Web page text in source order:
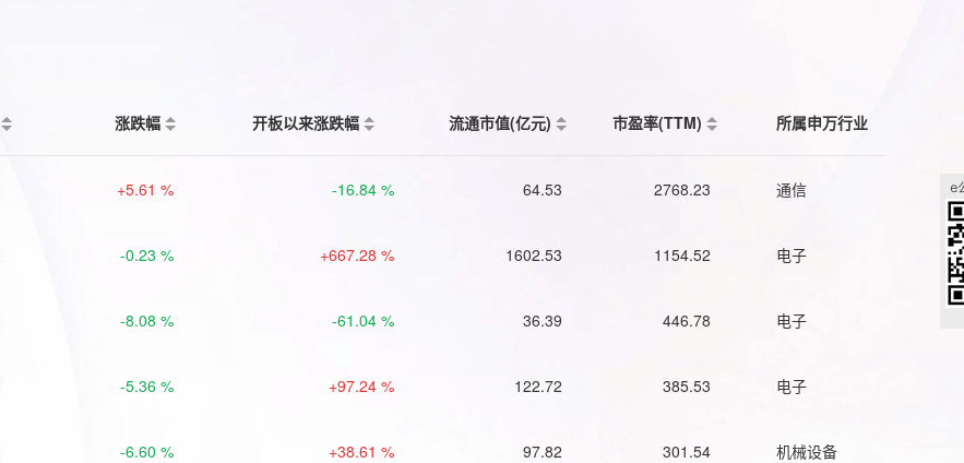
涨跌幅 开板以来涨跌幅 流通市值(亿元) 市盈率(TTM) 所属申万行业
+5.61 % -16.84 % 64.53 2768.23 通信
-0.23 % +667.28 % 1602.53 1154.52 电子
-8.08 % -61.04 % 36.39 446.78 电子
-5.36 % +97.24 % 122.72 385.53 电子
-6.60 % +38.61 % 97.82 301.54 机械设备